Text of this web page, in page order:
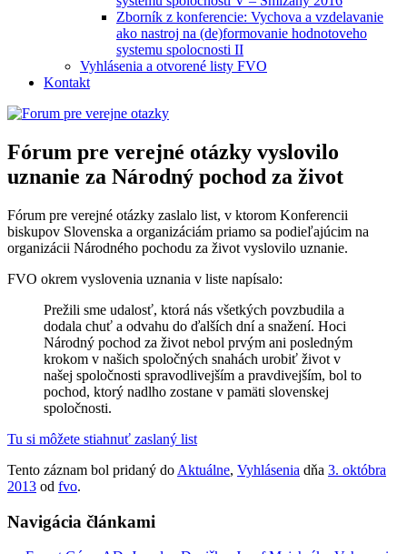
Zborník z konferencie: Vychova a vzdelavanie
ako nastroj na (de)formovanie hodnotoveho
systemu spolocnosti II
Vyhlásenia a otvorené listy FVO
Kontakt
Fórum pre verejné otázky vyslovilo
uznanie za Národný pochod za život
Fórum pre verejné otázky zaslalo list, v ktorom Konferencii
biskupov Slovenska a organizáciám priamo sa podieľajúcim na
organizácii Národného pochodu za život vyslovilo uznanie.
FVO okrem vyslovenia uznania v liste napísalo:
Prežili sme udalosť, ktorá nás všetkých povzbudila a
dodala chuť a odvahu do ďalších dní a snažení. Hoci
Národný pochod za život nebol prvým ani posledným
krokom v našich spoločných snahách urobiť život v
našej spoločnosti spravodlivejším a pravdivejším, bol to
pochod, ktorý nadlho zostane v pamäti slovenskej
spoločnosti.
Tu si môžete stiahnuť zaslaný list
Tento záznam bol pridaný do Aktuálne, Vyhlásenia dňa 3. októbra
2013 od fvo.
Navigácia článkami